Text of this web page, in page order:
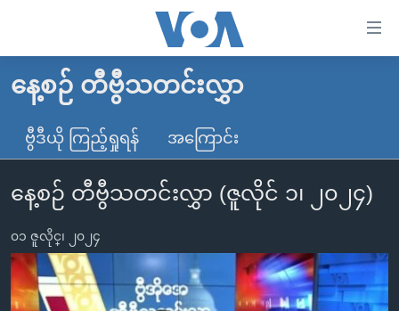
လွယ်ကူ
သည့်
များ
ပင်မ
အကြောင်းအရာ
သို့
ကျော်
မူလစာမျက်နှာ
မြန်မာ
ကမ္ဘာ့သတင်းများ
နိုင်ငံတကာ
တရုတ်
အစ္စရေး-ပါလက်စတိုင်း
ဗွီဒီယို
ရပ်ဝန်းတခု လမ်းတခု အလွန်
အင်္ဂလိပ်စာလေ့လာမယ်
နေ့စဉ် တီဗွီသတင်းလွှာ
ဗွီဒီယို ကြည့်ရှုရန် အကြောင်း
နေ့စဉ် တီဗွီသတင်းလွှာ (ဇူလိုင် ၁၊ ၂၀၂၄)
၀၁ ဇူလိုင္၊ ၂၀၂၄